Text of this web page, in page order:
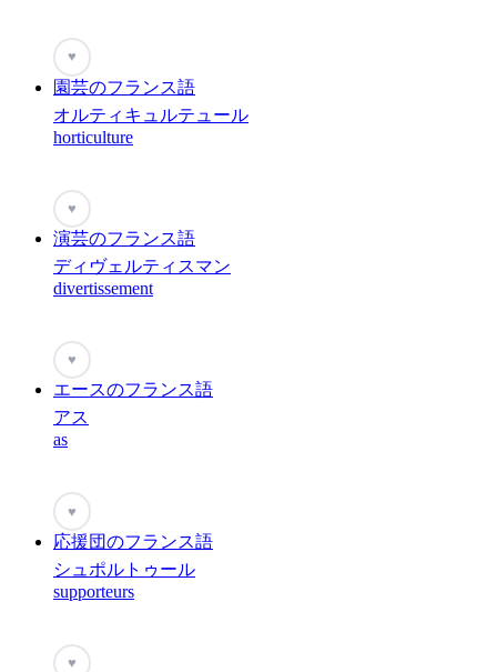
♥
園芸のフランス語
オルティキュルテュール
horticulture
♥
演芸のフランス語
ディヴェルティスマン
divertissement
♥
エースのフランス語
アス
as
♥
応援団のフランス語
シュポルトゥール
supporteurs
♥